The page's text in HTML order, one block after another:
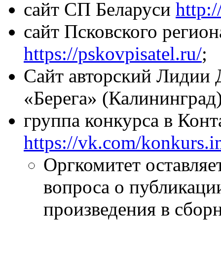
сайт СП Беларуси
сайт Псковского
https://pskovpisatel.ru/;
Сайт авторский Лидии
«Берега»
группа конкурса в
https://vk.com/
Оргкомитет
вопроса о
произведения в